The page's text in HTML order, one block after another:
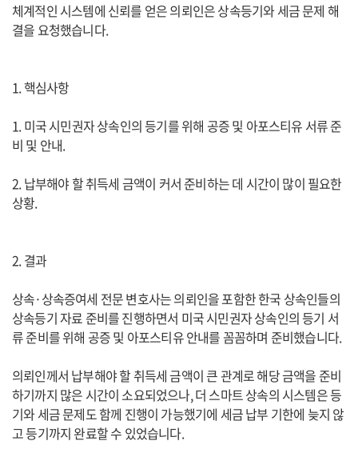
체계적인 시스템에 신뢰를 얻은 의뢰인은 상속등기와 세금 문제 해
결을 요청했습니다.
1. 핵심사항
1. 미국 시민권자 상속인의 등기를 위해 공증 및 아포스티유 서류 준
비 및 안내.
2. 납부해야 할 취득세 금액이 커서 준비하는 데 시간이 많이 필요한
상황.
2. 결과
상속·상속증여세 전문 변호사는 의뢰인을 포함한 한국 상속인들의
상속등기 자료 준비를 진행하면서 미국 시민권자 상속인의 등기 서
류 준비를 위해 공증 및 아포스티유 안내를 꼼꼼하며 준비했습니다.
의뢰인께서 납부해야 할 취득세 금액이 큰 관계로 해당 금액을 준비
하기까지 많은 시간이 소요되었으나, 더 스마트 상속의 시스템은 등
기와 세금 문제도 함께 진행이 가능했기에 세금 납부 기한에 늦지 않
고 등기까지 완료할 수 있었습니다.